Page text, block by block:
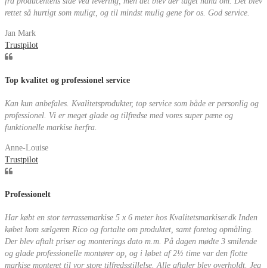
rettet så hurtigt som muligt, og til mindst mulig gene for os. God service.
Jan Mark
Trustpilot
Top kvalitet og professionel service
Kan kun anbefales. Kvalitetsprodukter, top service som både er personlig og
professionel. Vi er meget glade og tilfredse med vores super pæne og
funktionelle markise herfra.
Anne-Louise
Trustpilot
Professionelt
Har købt en stor terrassemarkise 5 x 6 meter hos Kvalitetsmarkiser.dk Inden
købet kom sælgeren Rico og fortalte om produktet, samt foretog opmåling.
Der blev aftalt priser og monterings dato m.m. På dagen mødte 3 smilende
og glade professionelle montører op, og i løbet af 2½ time var den flotte
markise monteret til vor store tilfredsstillelse. Alle aftaler blev overholdt. Jeg